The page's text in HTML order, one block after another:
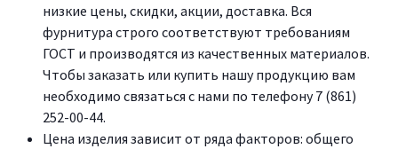
низкие цены, скидки, акции, доставка. Вся
фурнитура строго соответствуют требованиям
ГОСТ и производятся из качественных материалов.
Чтобы заказать или купить нашу продукцию вам
необходимо связаться с нами по телефону 7 (861)
252-00-44.
Цена изделия зависит от ряда факторов: общего